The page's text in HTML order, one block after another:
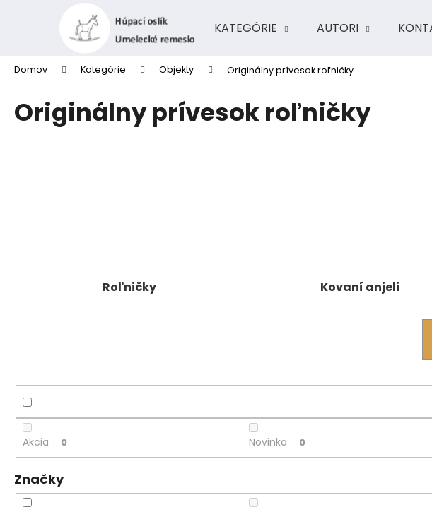
KATEGÓRIE AUTORI
Domov Kategórie Objekty Originálny prívesok roľničky
Originálny prívesok roľničky
Roľničky Kovaní anjeli
Akcia 0 Novinka 0
Značky
Späť
obchodu
Späť
obchodu
Čo